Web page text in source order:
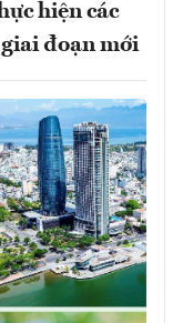
hiện các
đoạn mới